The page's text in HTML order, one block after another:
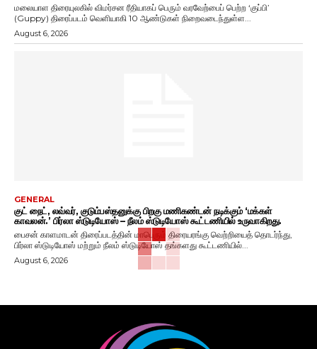
மலையாள திரையுலகில் விமர்சன ரீதியாகப் பெரும் வரவேற்பைப் பெற்ற ‘குப்பி’
(Guppy) திரைப்படம் வெளியாகி 10 ஆண்டுகள் நிறைவடைந்துள்ள...
August 6, 2026
GENERAL
குட் நைட், லவ்வர், குடும்பஸ்தனுக்கு பிறகு மணிகண்டன் நடிக்கும் ‘மக்கள்
காவலன்.’ பிர்லா ஸ்டுடியோஸ் – நீலம் ஸ்டுடியோஸ் கூட்டணியில் உருவாகிறது.
பைசன் காளமாடன் திரைப்படத்தின் மாபெரும் திரையரங்கு வெற்றியைத் தொடர்ந்து,
பிர்லா ஸ்டுடியோஸ் மற்றும் நீலம் ஸ்டுடியோஸ் தங்களது கூட்டணியில்...
August 6, 2026